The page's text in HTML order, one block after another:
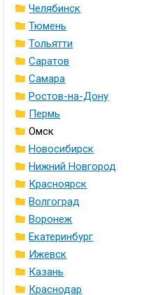
Челябинск
Тюмень
Тольятти
Саратов
Самара
Ростов-на-Дону
Пермь
Омск
Новосибирск
Нижний Новгород
Красноярск
Волгоград
Воронеж
Екатеринбург
Ижевск
Казань
Краснодар